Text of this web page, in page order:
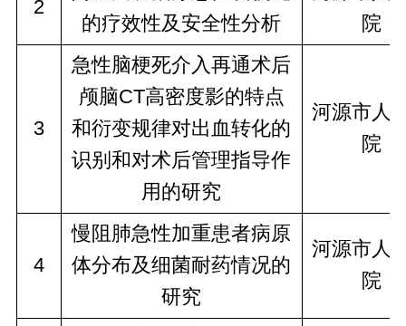
2
的疗效性及安全性分析
院
3
急性脑梗死介入再通术后
颅脑CT高密度影的特点
和衍变规律对出血转化的
识别和对术后管理指导作
用的研究
河源市人
院
4
慢阻肺急性加重患者病原
体分布及细菌耐药情况的
研究
河源市人
院